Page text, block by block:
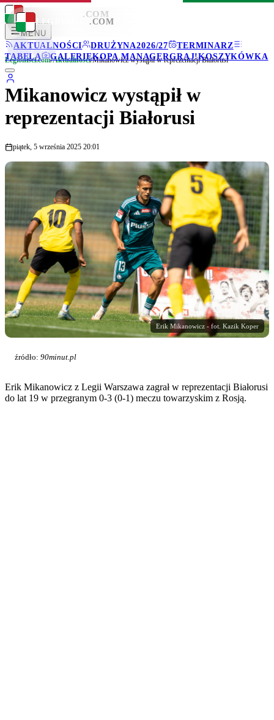
LEGIONISCI .COM
MENU
AKTUALNOŚCI
DRUŻYNA2026/27
TERMINARZ
TABELA
GALERIEKOPA MANAGERGRAJ!KOSZYKÓWKA
LEGIONISCI .COM
Legionisci.com/Aktualności/Mikanowicz wystąpił w reprezentacji Białorusi
Mikanowicz wystąpił w
reprezentacji Białorusi
piątek, 5 września 2025 20:01
Erik Mikanowicz - fot. Kazik Koper
źródło: 90minut.pl
Erik Mikanowicz z Legii Warszawa zagrał w reprezentacji Białorusi
do lat 19 w przegranym 0-3 (0-1) meczu towarzyskim z Rosją.